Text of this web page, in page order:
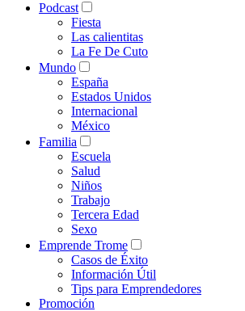
Podcast
Fiesta
Las calientitas
La Fe De Cuto
Mundo
España
Estados Unidos
Internacional
México
Familia
Escuela
Salud
Niños
Trabajo
Tercera Edad
Sexo
Emprende Trome
Casos de Éxito
Información Útil
Tips para Emprendedores
Promoción